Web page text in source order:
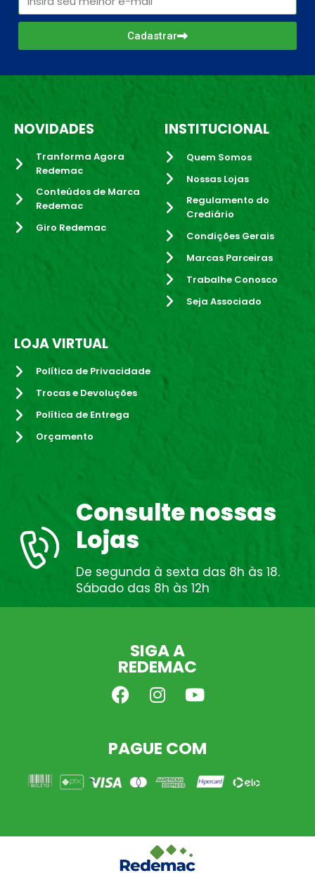
Cadastrar
NOVIDADES
Tranforma Agora
Redemac
Conteúdos de Marca
Redemac
Giro Redemac
INSTITUCIONAL
Quem Somos
Nossas Lojas
Regulamento do
Crediário
Condições Gerais
Marcas Parceiras
Trabalhe Conosco
Seja Associado
LOJA VIRTUAL
Política de Privacidade
Trocas e Devoluções
Política de Entrega
Orçamento
Consulte nossas
Lojas
De segunda à sexta das 8h às 18.
Sábado das 8h às 12h
SIGA A
REDEMAC
PAGUE COM